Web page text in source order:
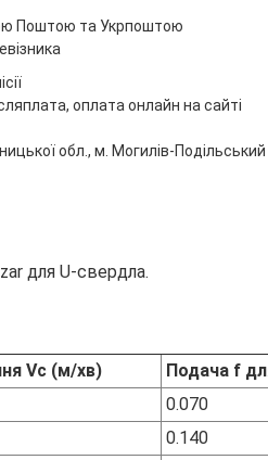
Поштою та Укрпоштою
оплата онлайн на сайті
обл., м. Могилів-Подільський
для U-свердла.
Vc (м/хв)
Подача f
0.070
0.140